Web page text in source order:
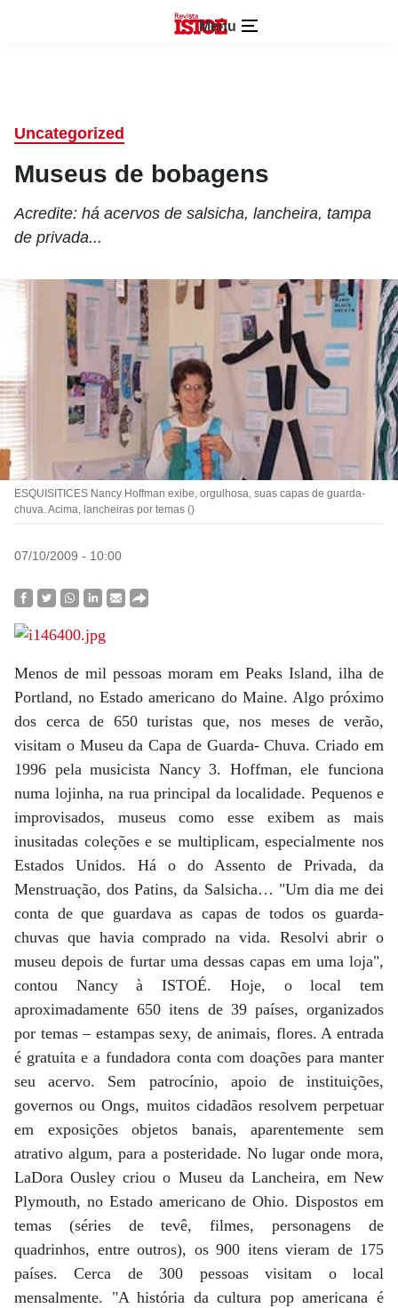
Menu
Uncategorized
Museus de bobagens
Acredite: há acervos de salsicha, lancheira, tampa
de privada...
ESQUISITICES Nancy Hoffman exibe, orgulhosa, suas capas de guarda-
chuva. Acima, lancheiras por temas ()
07/10/2009 - 10:00
Menos de mil pessoas moram em Peaks Island, ilha de
Portland, no Estado americano do Maine. Algo próximo
dos cerca de 650 turistas que, nos meses de verão,
visitam o Museu da Capa de Guarda- Chuva. Criado em
1996 pela musicista Nancy 3. Hoffman, ele funciona
numa lojinha, na rua principal da localidade. Pequenos e
improvisados, museus como esse exibem as mais
inusitadas coleções e se multiplicam, especialmente nos
Estados Unidos. Há o do Assento de Privada, da
Menstruação, dos Patins, da Salsicha… "Um dia me dei
conta de que guardava as capas de todos os guarda-
chuvas que havia comprado na vida. Resolvi abrir o
museu depois de furtar uma dessas capas em uma loja",
contou Nancy à ISTOÉ. Hoje, o local tem
aproximadamente 650 itens de 39 países, organizados
por temas – estampas sexy, de animais, flores. A entrada
é gratuita e a fundadora conta com doações para manter
seu acervo. Sem patrocínio, apoio de instituições,
governos ou Ongs, muitos cidadãos resolvem perpetuar
em exposições objetos banais, aparentemente sem
atrativo algum, para a posteridade. No lugar onde mora,
LaDora Ousley criou o Museu da Lancheira, em New
Plymouth, no Estado americano de Ohio. Dispostos em
temas (séries de tevê, filmes, personagens de
quadrinhos, entre outros), os 900 itens vieram de 175
países. Cerca de 300 pessoas visitam o local
mensalmente. "A história da cultura pop americana é